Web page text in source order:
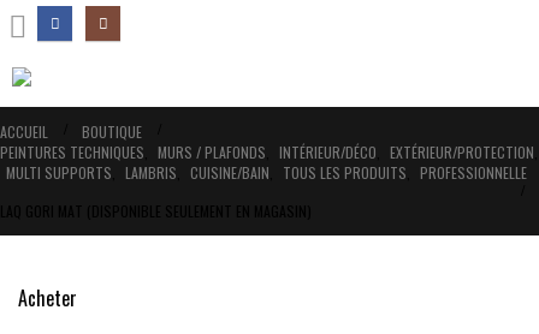
ACCUEIL
BOUTIQUE
PEINTURES TECHNIQUES
MURS / PLAFONDS INTÉRIEUR/DÉCO EXTÉRIEUR/PROTECTION
MULTI SUPPORTS
LAMBRIS CUISINE/BAIN TOUS LES PRODUITS
PROFESSIONNELLE
Acheter